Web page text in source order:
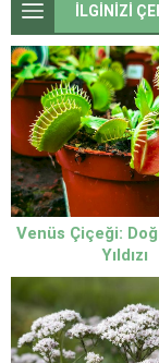
İLGİNİZİ
Venüs Çiçeği:
Yıldızı